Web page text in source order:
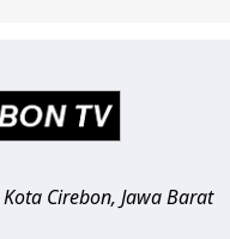
Kota Cirebon, Jawa Barat